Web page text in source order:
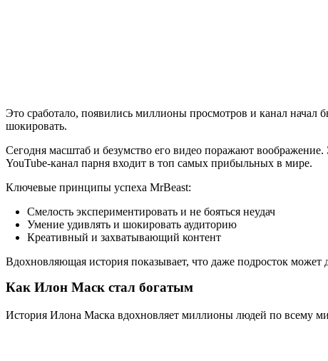
Это сработало, появились миллионы просмотров и канал
шокировать.
Сегодня масштаб и безумство его видео поражают
YouTube-канал парня входит в топ самых прибыльных в мире.
Ключевые принципы успеха MrBeast:
Смелость экспериментировать и не бояться неудач
Умение удивлять и шокировать аудиторию
Креативный и захватывающий контент
Вдохновляющая история показывает, что даже подросток может
Как Илон Маск стал богатым
История Илона Маска вдохновляет миллионы людей по всему